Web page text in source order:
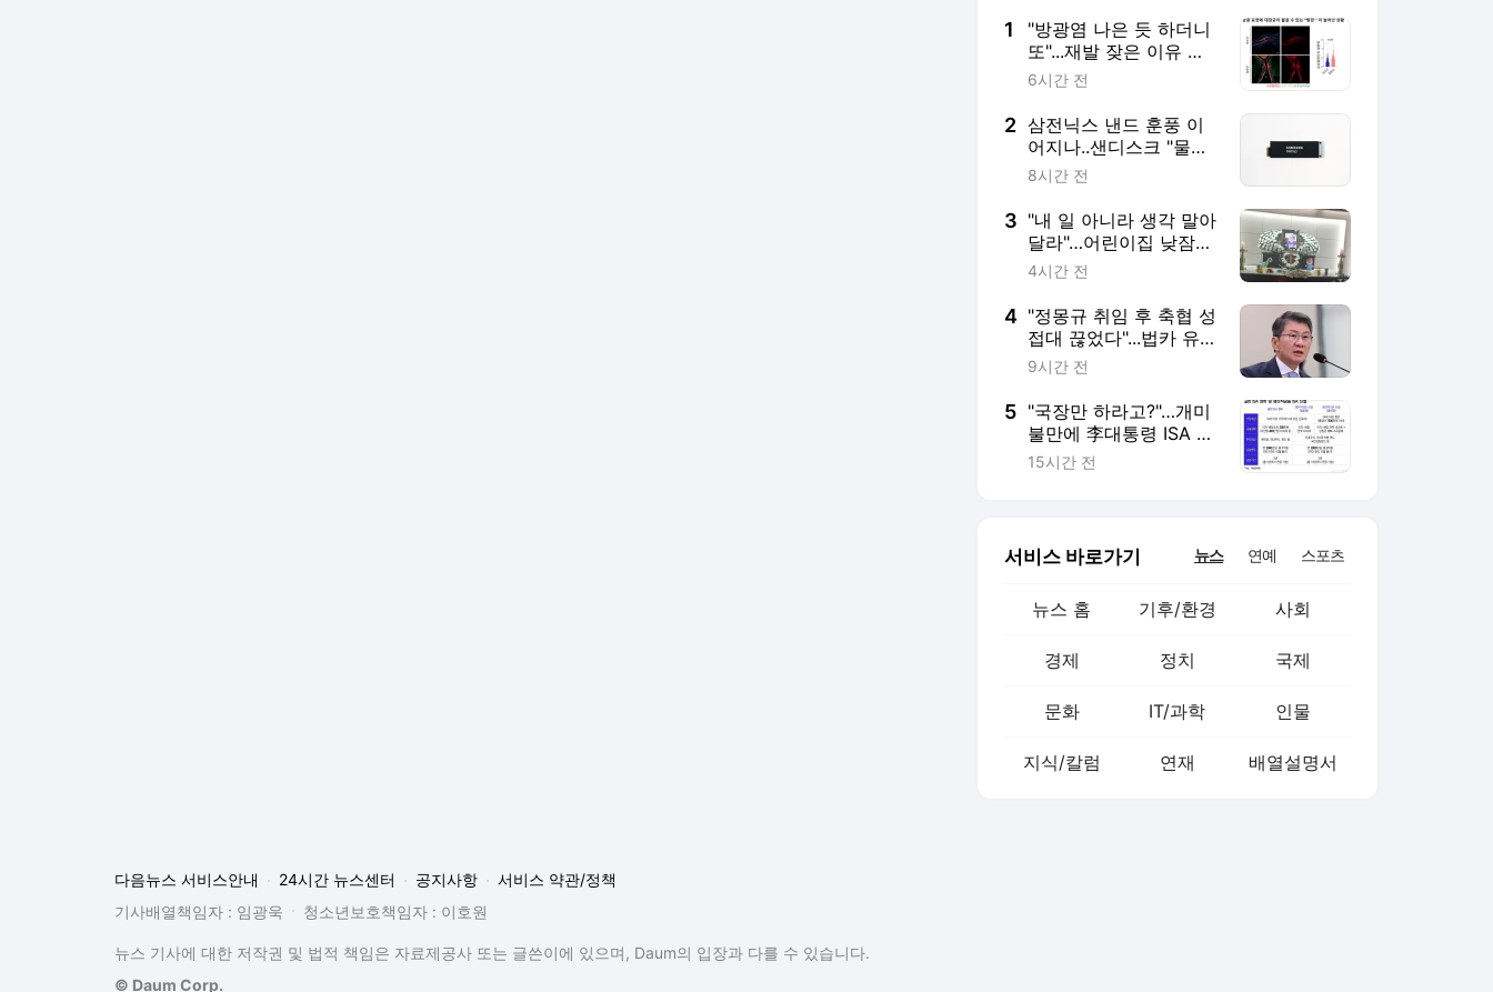
1
"방광염 나은 듯 하더니
또"...재발 잦은 이유 찾
았다[한 장으로 보는 건
6시간 전
2 삼전닉스 낸드 훈풍 이
어지나..샌디스크 "물량
없어 못 번다" 공식화
8시간 전
3 "내 일 아니라 생각 말아
달라"…어린이집 낮잠
중 사망 아기 엄마의 눈
4시간 전
4 "정몽규 취임 후 축협 성
접대 끊었다"...법카 유흥
업소 사용 '전면 차단'
9시간 전
5 "국장만 하라고?"…개미
불만에 李대통령 ISA 개
편 재검토 지시
15시간 전
서비스 바로가기 뉴스 연예 스포츠
뉴스 홈 기후/환경 사회
경제 정치 국제
문화 IT/과학 인물
지식/칼럼 연재 배열설명서
다음뉴스 서비스안내 24시간 뉴스센터 공지사항
서비스 약관/정책
기사배열책임자 : 임광욱
청소년보호책임자 : 이호원
뉴스 기사에 대한 저작권 및 법적 책임은 자료제공사 또는 글쓴이에 있으며, Daum의 입장과 다를 수 있습니다.
© Daum Corp.